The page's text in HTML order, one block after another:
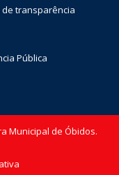
de transparência
Pública
Municipal de Óbidos.